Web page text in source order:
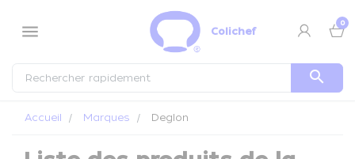
menu Colichef
0
search
Accueil Marques Deglon